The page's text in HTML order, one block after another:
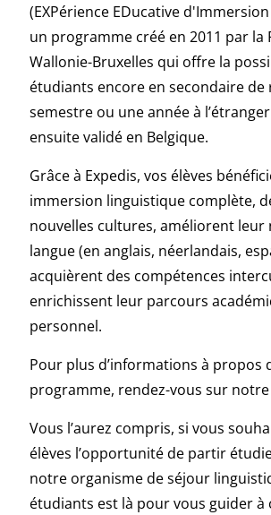
(EXPérience EDucative
un programme créé en 2011 par la
Wallonie-Bruxelles qui offre la
étudiants encore en secondaire de
semestre ou une année à
ensuite validé en Belgique.
Grâce à Expedis, vos élèves
immersion linguistique complète,
nouvelles cultures, améliorent leur
langue (en anglais, néerlandais,
acquièrent des compétences
enrichissent leur parcours
personnel.
Pour plus d’informations à propos
programme, rendez-vous sur
Vous l’aurez compris, si vous
élèves l’opportunité de partir
notre organisme de séjour
étudiants est là pour vous guider à